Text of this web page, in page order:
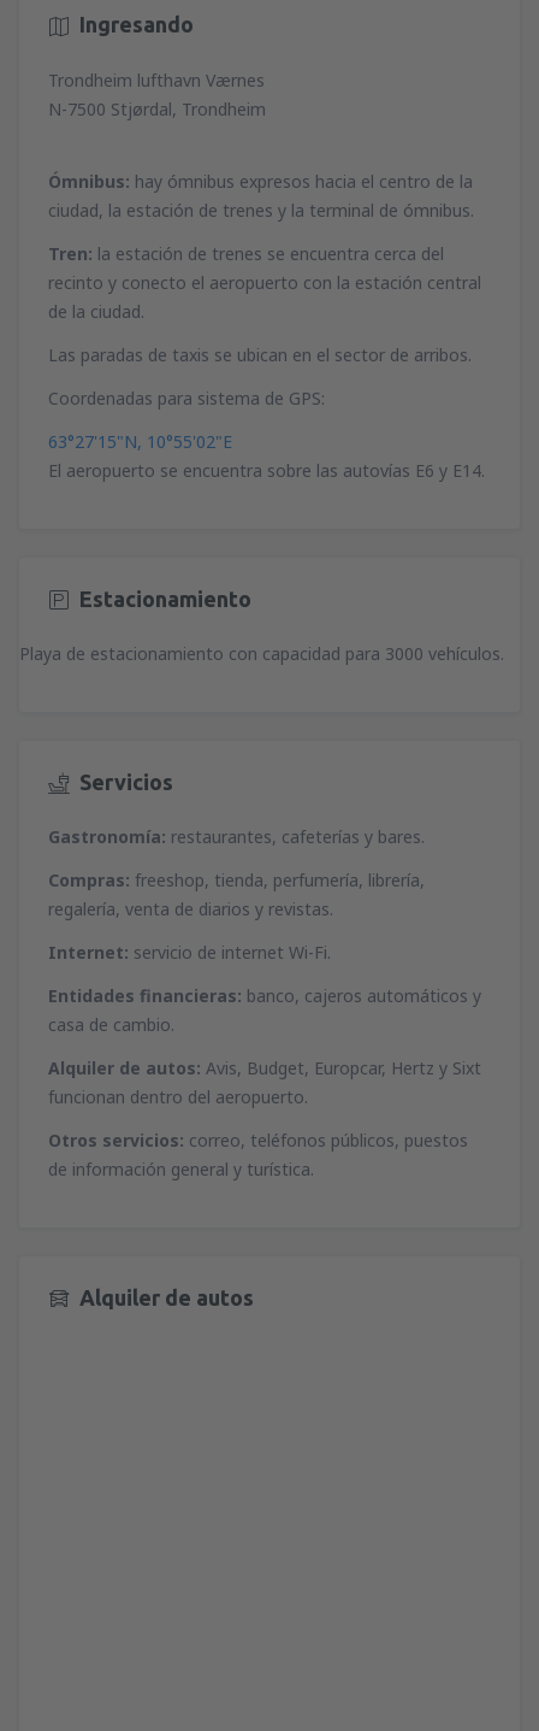
Ingresando
Trondheim lufthavn Værnes
N-7500 Stjørdal, Trondheim
Ómnibus: hay ómnibus expresos hacia el centro de la
ciudad, la estación de trenes y la terminal de ómnibus.
Tren: la estación de trenes se encuentra cerca del
recinto y conecto el aeropuerto con la estación central
de la ciudad.
Las paradas de taxis se ubican en el sector de arribos.
Coordenadas para sistema de GPS:
63°27'15"N, 10°55'02"E
El aeropuerto se encuentra sobre las autovías E6 y E14.
Estacionamiento
Playa de estacionamiento con capacidad para 3000 vehículos.
Servicios
Gastronomía: restaurantes, cafeterías y bares.
Compras: freeshop, tienda, perfumería, librería,
regalería, venta de diarios y revistas.
Internet: servicio de internet Wi-Fi.
Entidades financieras: banco, cajeros automáticos y
casa de cambio.
Alquiler de autos: Avis, Budget, Europcar, Hertz y Sixt
funcionan dentro del aeropuerto.
Otros servicios: correo, teléfonos públicos, puestos
de información general y turística.
Alquiler de autos